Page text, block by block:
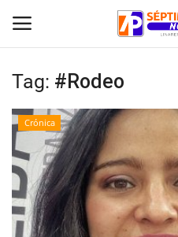
Inicio
Crónica
Policial
Tribunales
Tag: #Rodeo
Crónica